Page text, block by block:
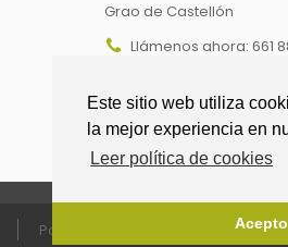
Este sitio web utiliza
la mejor experiencia en
Leer política de cookies
Acepto
Grao de Castellón
Llámenos ahora: 661
Política enlaces Pago seguro